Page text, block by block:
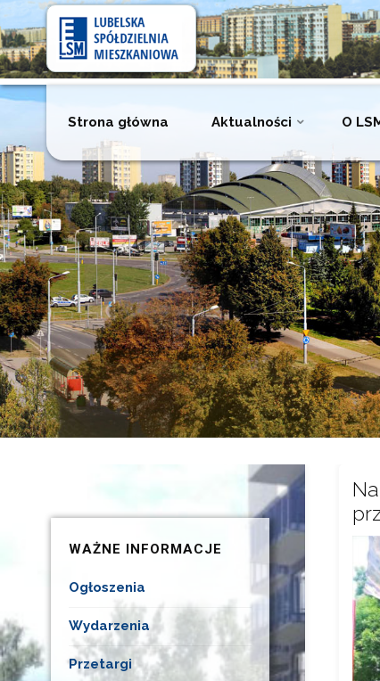
Lubelska
Spółdzielnia
Mieszkaniowa
do
treści
Strona główna Aktualności O
WAŻNE INFORMACJE
Ogłoszenia
Wydarzenia
Przetargi